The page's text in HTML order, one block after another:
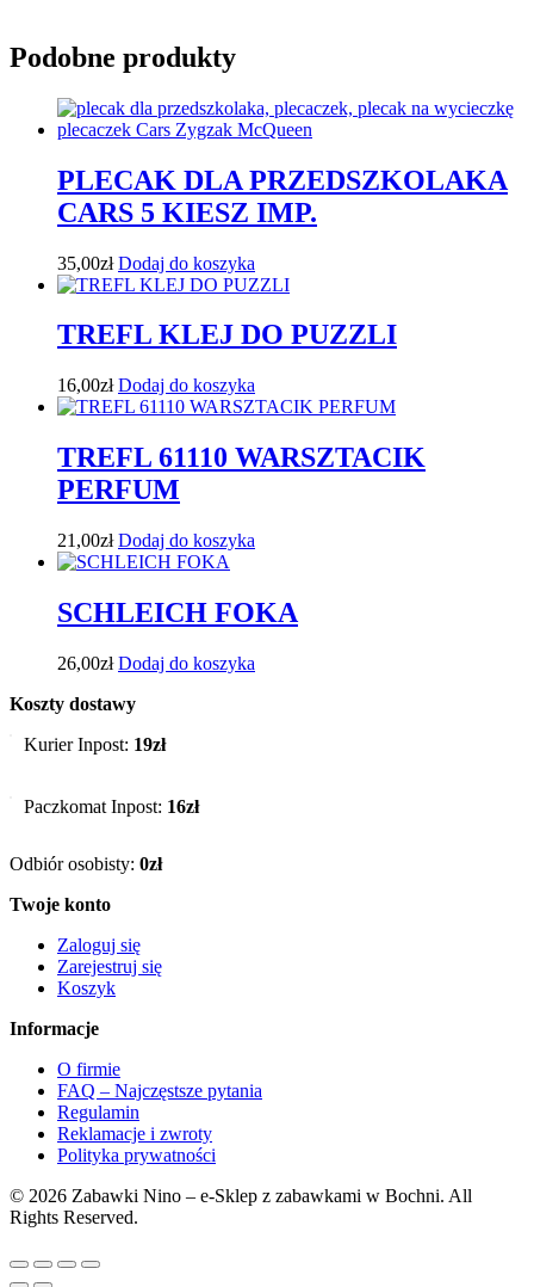
Podobne produkty
PLECAK DLA PRZEDSZKOLAKA
CARS 5 KIESZ IMP.
35,00zł Dodaj do koszyka
TREFL KLEJ DO PUZZLI
16,00zł Dodaj do koszyka
TREFL 61110 WARSZTACIK
PERFUM
21,00zł Dodaj do koszyka
SCHLEICH FOKA
26,00zł Dodaj do koszyka
Koszty dostawy
Kurier Inpost: 19zł
Paczkomat Inpost: 16zł
Odbiór osobisty: 0zł
Twoje konto
Zaloguj się
Zarejestruj się
Koszyk
Informacje
O firmie
FAQ – Najczęstsze pytania
Regulamin
Reklamacje i zwroty
Polityka prywatności
© 2026 Zabawki Nino – e-Sklep z zabawkami w Bochni. All
Rights Reserved.